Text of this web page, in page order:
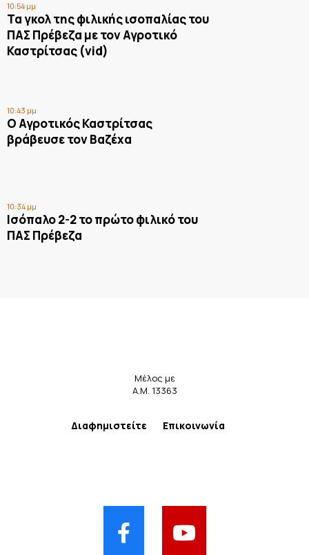
10:54 μμ
Τα γκολ της φιλικής ισοπαλίας του
ΠΑΣ Πρέβεζα με τον Αγροτικό
Καστρίτσας (vid)
10:43 μμ
Ο Αγροτικός Καστρίτσας
βράβευσε τον Βαζέχα
10:34 μμ
Ισόπαλο 2-2 το πρώτο φιλικό του
ΠΑΣ Πρέβεζα
Μέλος με
Α.Μ. 13363
Διαφημιστείτε Επικοινωνία